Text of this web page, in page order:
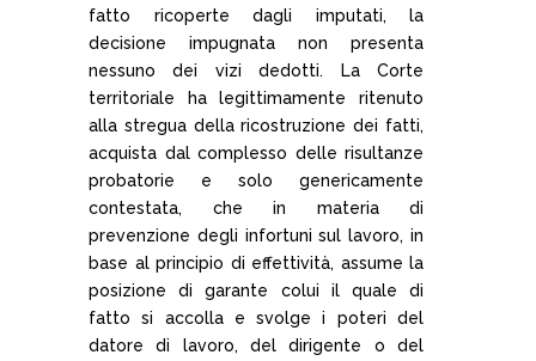
fatto ricoperte dagli imputati, la
decisione impugnata non presenta
nessuno dei vizi dedotti. La Corte
territoriale ha legittimamente ritenuto
alla stregua della ricostruzione dei fatti,
acquista dal complesso delle risultanze
probatorie e solo genericamente
contestata, che in materia di
prevenzione degli infortuni sul lavoro, in
base al principio di effettività, assume la
posizione di garante colui il quale di
fatto si accolla e svolge i poteri del
datore di lavoro, del dirigente o del